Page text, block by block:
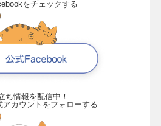
をチェックする
ち情報を配信中！
アカウントをフォローする